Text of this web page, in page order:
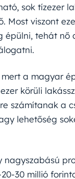
sok tízezer
Most viszont
épülni, tehát
a magyar
körüli
számítanak a
lehetőség
30 millió